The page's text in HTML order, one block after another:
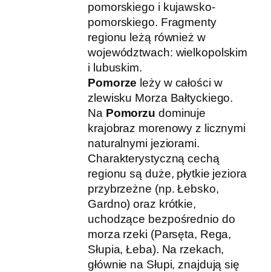
pomorskiego i kujawsko-
pomorskiego. Fragmenty
regionu leżą również w
województwach: wielkopolskim
i lubuskim.
Pomorze leży w całości w
zlewisku Morza Bałtyckiego.
Na Pomorzu dominuje
krajobraz morenowy z licznymi
naturalnymi jeziorami.
Charakterystyczną cechą
regionu są duże, płytkie jeziora
przybrzeżne (np. Łebsko,
Gardno) oraz krótkie,
uchodzące bezpośrednio do
morza rzeki (Parsęta, Rega,
Słupia, Łeba). Na rzekach,
głównie na Słupi, znajdują się